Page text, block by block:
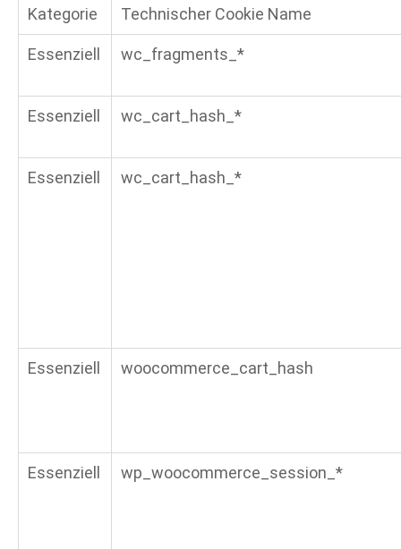
Kategorie Technischer Cookie Name
Essenziell wc_fragments_*
Essenziell wc_cart_hash_*
Essenziell wc_cart_hash_*
Essenziell woocommerce_cart_hash
Essenziell wp_woocommerce_session_*